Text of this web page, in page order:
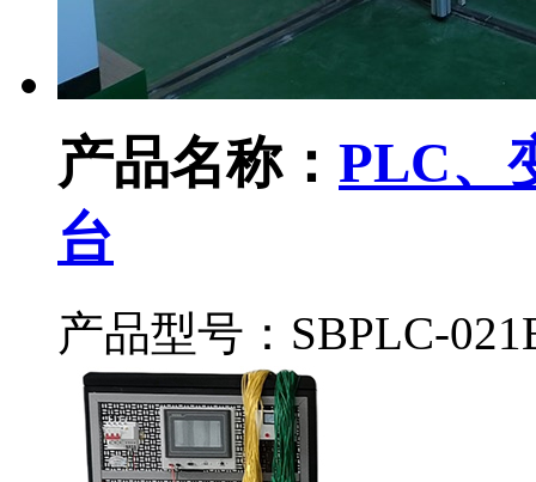
产品名称： PLC、
台
产品型号：SBPLC-